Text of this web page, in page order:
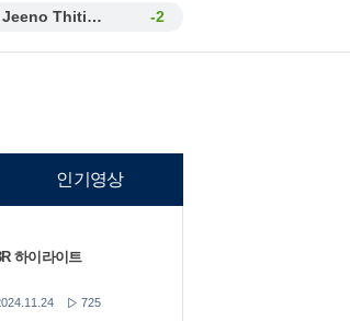
Jeeno Thitikul -2
인기영상
하이라이트
725